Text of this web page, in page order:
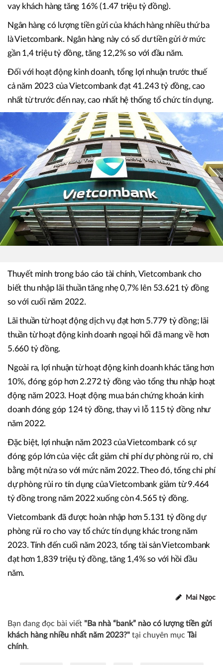
vay khách hàng tăng 16% (1.47 triệu tỷ đồng).
Ngân hàng có lượng tiền gửi của khách hàng nhiều thứ ba
là Vietcombank. Ngân hàng này có số dư tiền gửi ở mức
gần 1,4 triệu tỷ đồng, tăng 12,2% so với đầu năm.
Đối với hoạt động kinh doanh, tổng lợi nhuận trước thuế
cả năm 2023 của Vietcombank đạt 41.243 tỷ đồng, cao
nhất từ trước đến nay, cao nhất hệ thống tổ chức tín dụng.
Thuyết minh trong báo cáo tài chính, Vietcombank cho
biết thu nhập lãi thuần tăng nhẹ 0,7% lên 53.621 tỷ đồng
so với cuối năm 2022.
Lãi thuần từ hoạt động dịch vụ đạt hơn 5.779 tỷ đồng; lãi
thuần từ hoạt động kinh doanh ngoại hối đã mang về hơn
5.660 tỷ đồng.
Ngoài ra, lợi nhuận từ hoạt động kinh doanh khác tăng hơn
10%, đóng góp hơn 2.272 tỷ đồng vào tổng thu nhập hoạt
động năm 2023. Hoạt động mua bán chứng khoán kinh
doanh đóng góp 124 tỷ đồng, thay vì lỗ 115 tỷ đồng như
năm 2022.
Đặc biệt, lợi nhuận năm 2023 của Vietcombank có sự
đóng góp lớn của việc cắt giảm chi phí dự phòng rủi ro, chỉ
bằng một nửa so với mức năm 2022. Theo đó, tổng chi phí
dự phòng rủi ro tín dụng của Vietcombank giảm từ 9.464
tỷ đồng trong năm 2022 xuống còn 4.565 tỷ đồng.
Vietcombank đã được hoàn nhập hơn 5.131 tỷ đồng dự
phòng rủi ro cho vay tổ chức tín dụng khác trong năm
2023. Tính đến cuối năm 2023, tổng tài sản Vietcombank
đạt hơn 1,839 triệu tỷ đồng, tăng 1,4% so với hồi đầu
năm.
Mai Ngọc
Bạn đang đọc bài viết "Ba nhà “bank” nào có lượng tiền gửi
khách hàng nhiều nhất năm 2023?" tại chuyên mục Tài
chính.